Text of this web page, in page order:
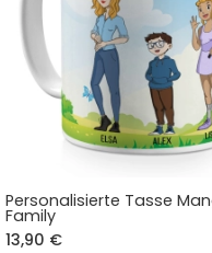
Personalisierte Tasse
Family
13,90 €